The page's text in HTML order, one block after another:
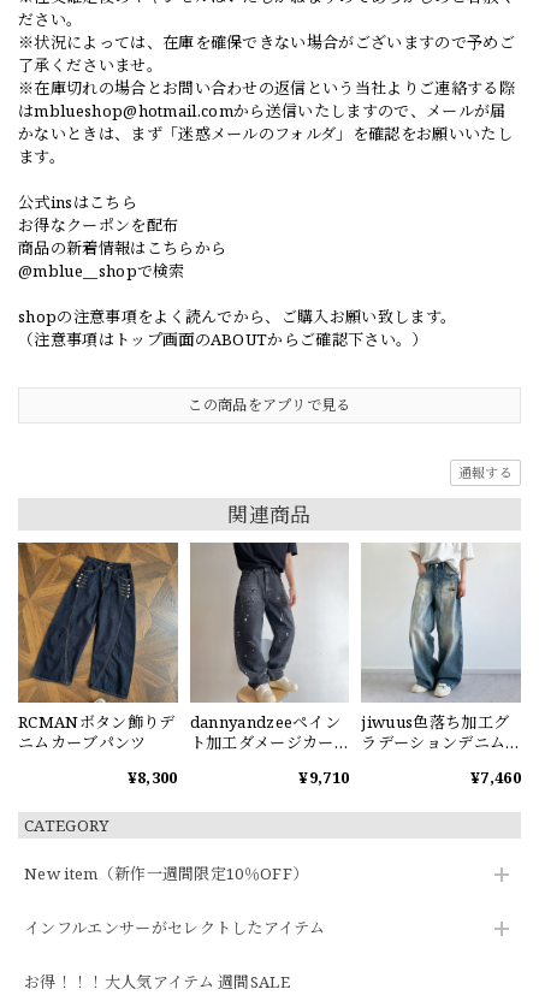
CATEGORY
New item（新作一週間限定10％OFF）
インフルエンサーがセレクトしたアイテム
お得！！！大人気アイテム 週間SALE
ださい。
※状況によっては、在庫を確保できない場合がございますので予めご
了承くださいませ。
※在庫切れの場合とお問い合わせの返信という当社よりご連絡する際
はmblueshop@hotmail.comから送信いたしますので、メールが届
かないときは、まず「迷惑メールのフォルダ」を確認をお願いいたし
ます。
公式insはこちら
お得なクーポンを配布
商品の新着情報はこちらから
@mblue__shopで検索
shopの注意事項をよく読んでから、ご購入お願い致します。
（注意事項はトップ画面のABOUTからご確認下さい。）
この商品をアプリで見る
通報する
関連商品
RCMANボタン飾りデ
ニムカーブパンツ
¥8,300
dannyandzeeペイン
ト加工ダメージカー
¥9,710
jiwuus色落ち加工グ
ラデーションデニム
¥7,460